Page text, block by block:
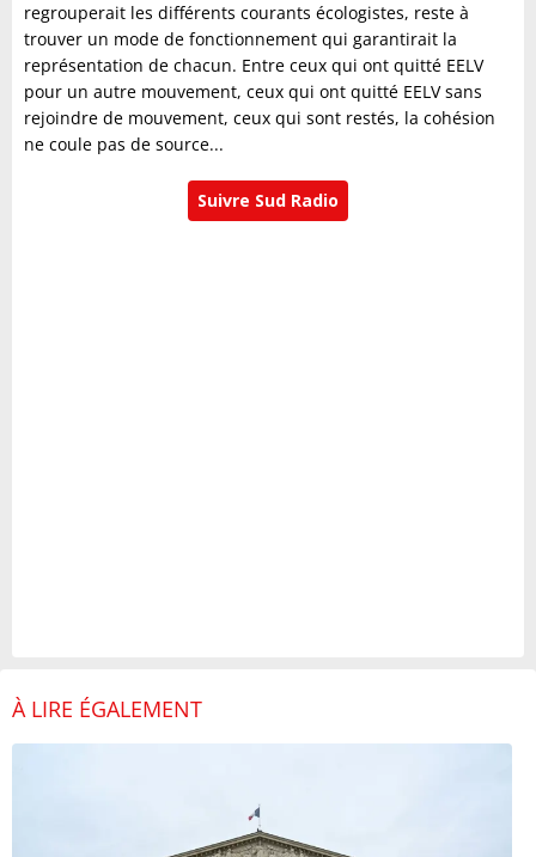
regrouperait les différents courants écologistes, reste à
trouver un mode de fonctionnement qui garantirait la
représentation de chacun. Entre ceux qui ont quitté EELV
pour un autre mouvement, ceux qui ont quitté EELV sans
rejoindre de mouvement, ceux qui sont restés, la cohésion
ne coule pas de source...
Suivre Sud Radio
À LIRE ÉGALEMENT